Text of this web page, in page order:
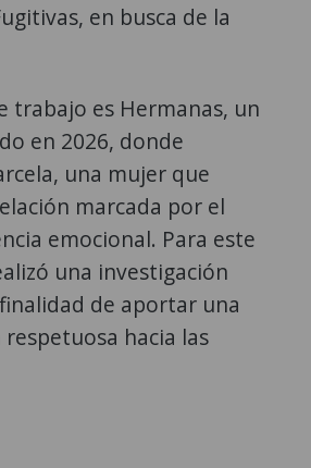
en busca de la
trabajo es Hermanas, un
en 2026, donde
una mujer que
marcada por el
emocional. Para este
una investigación
de aportar una
hacia las